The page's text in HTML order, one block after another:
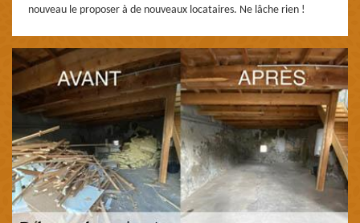
nouveau le proposer à de nouveaux locataires. Ne lâche rien !